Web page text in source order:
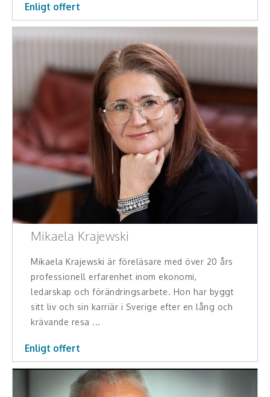
Enligt offert
Mikaela Krajewski
Mikaela Krajewski är föreläsare med över 20 års
professionell erfarenhet inom ekonomi,
ledarskap och förändringsarbete. Hon har byggt
sitt liv och sin karriär i Sverige efter en lång och
krävande resa ...
Enligt offert